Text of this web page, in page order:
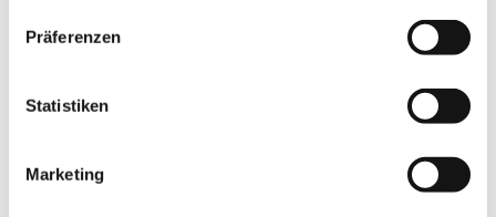
Präferenzen
Statistiken
Marketing
Kabellänge 1.5 m
PT1000
Sensorelement, Klasse
DIN-Klasse B: ± (0,3 + 0,005 |T|°C)